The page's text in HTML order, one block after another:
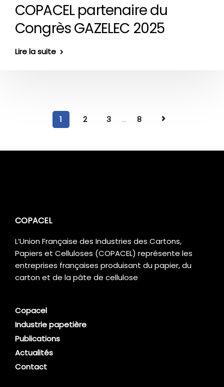
COPACEL partenaire du
Congrès GAZELEC 2025
Lire la suite
1 2 3 ... 8
COPACEL
L’Union Française des Industries des Cartons,
Papiers et Celluloses (COPACEL) représente les
entreprises françaises produisant du papier, du
carton et de la pâte de cellulose
Copacel
Industrie papetière
Publications
Actualités
Contact